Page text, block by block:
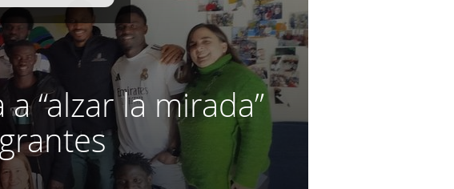
“alzar la mirada”